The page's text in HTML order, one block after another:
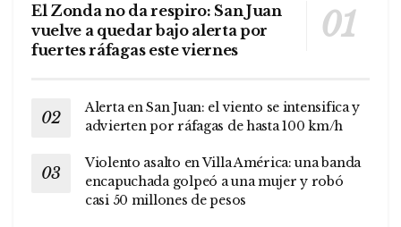
El Zonda no da respiro: San Juan
vuelve a quedar bajo alerta por
fuertes ráfagas este viernes
Alerta en San Juan: el viento se intensifica y
advierten por ráfagas de hasta 100 km/h
Violento asalto en Villa América: una banda
encapuchada golpeó a una mujer y robó
casi 50 millones de pesos